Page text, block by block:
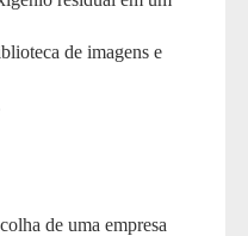
de imagens e
de uma empresa